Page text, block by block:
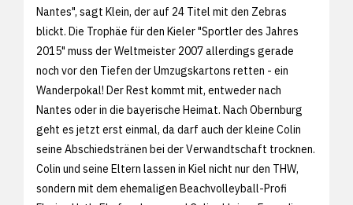
Nantes", sagt Klein, der auf 24 Titel mit den Zebras
blickt. Die Trophäe für den Kieler "Sportler des Jahres
2015" muss der Weltmeister 2007 allerdings gerade
noch vor den Tiefen der Umzugskartons retten - ein
Wanderpokal! Der Rest kommt mit, entweder nach
Nantes oder in die bayerische Heimat. Nach Obernburg
geht es jetzt erst einmal, da darf auch der kleine Colin
seine Abschiedstränen bei der Verwandtschaft trocknen.
Colin und seine Eltern lassen in Kiel nicht nur den THW,
sondern mit dem ehemaligen Beachvolleyball-Profi